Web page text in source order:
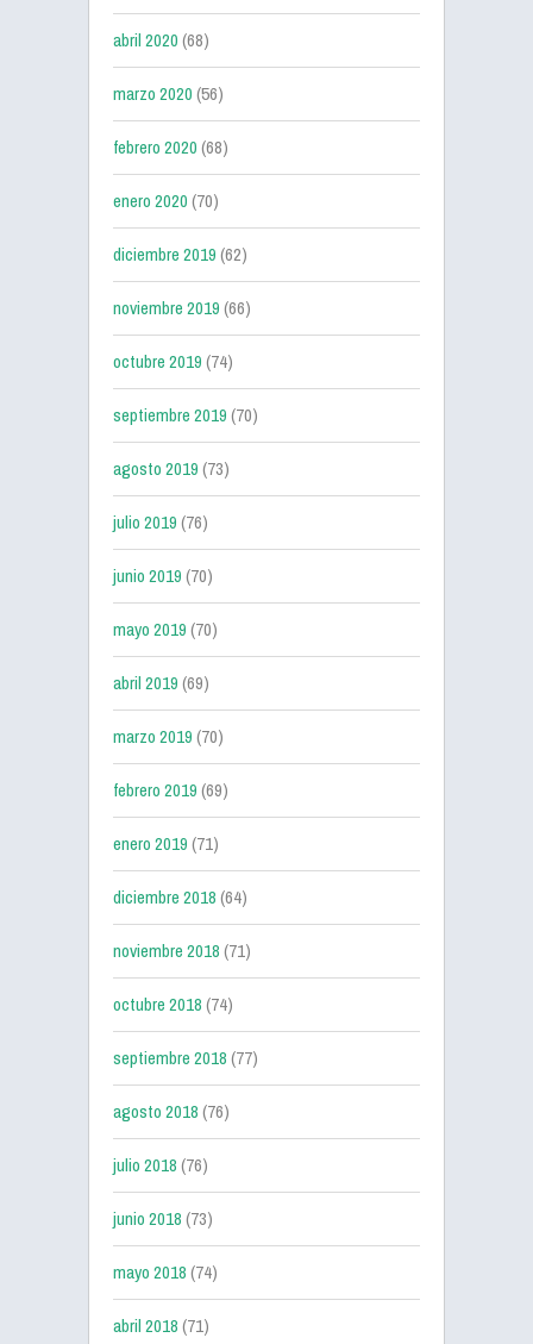
abril 2020(68)
marzo 2020(56)
febrero 2020(68)
enero 2020(70)
diciembre 2019(62)
noviembre 2019(66)
octubre 2019(74)
septiembre 2019(70)
agosto 2019(73)
julio 2019(76)
junio 2019(70)
mayo 2019(70)
abril 2019(69)
marzo 2019(70)
febrero 2019(69)
enero 2019(71)
diciembre 2018(64)
noviembre 2018(71)
octubre 2018(74)
septiembre 2018(77)
agosto 2018(76)
julio 2018(76)
junio 2018(73)
mayo 2018(74)
abril 2018(71)